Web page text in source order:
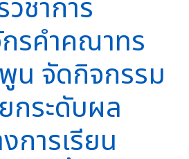
ชาการ
กรคำคณาทร
น จัดกิจกรรม
กระดับผล
การเรียน